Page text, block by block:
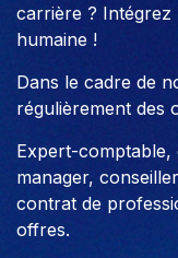
carrière ? Intégrez
humaine !
Dans le cadre de
régulièrement des
Expert-comptable,
manager,
contrat de
offres.